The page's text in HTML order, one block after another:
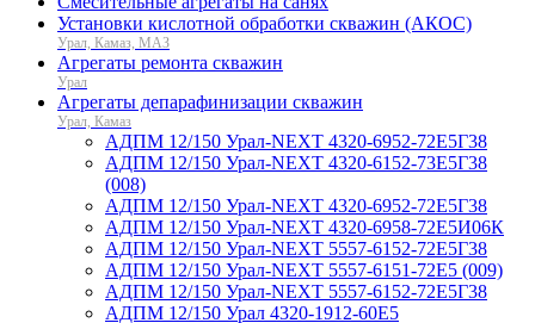
Установки кислотной обработки скважин (АКОС)
Урал, Камаз, МАЗ
Агрегаты ремонта скважин
Урал
Агрегаты депарафинизации скважин
Урал, Камаз
АДПМ 12/150 Урал-NEXT 4320-6952-72Е5Г38
АДПМ 12/150 Урал-NEXT 4320-6152-73Е5Г38
(008)
АДПМ 12/150 Урал-NEXT 4320-6952-72Е5Г38
АДПМ 12/150 Урал-NEXT 4320-6958-72Е5И06К
АДПМ 12/150 Урал-NEXT 5557-6152-72Е5Г38
АДПМ 12/150 Урал-NEXT 5557-6151-72Е5 (009)
АДПМ 12/150 Урал-NEXT 5557-6152-72Е5Г38
АДПМ 12/150 Урал 4320-1912-60Е5